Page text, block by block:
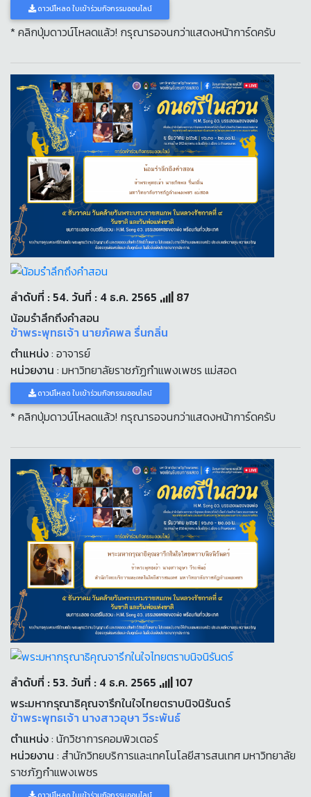
ดาวน์โหลด ใบเข้าร่วมกิจกรรมออนไลน์
* คลิกปุ่มดาวน์โหลดแล้ว! กรุณารอจนกว่าแสดงหน้าการ์ดครับ
ลำดับที่ : 54. วันที่ : 4 ธ.ค. 2565
87
น้อมรำลึกถึงคำสอน
ข้าพระพุทธเจ้า นายภัคพล รื่นกลิ่น
ตำแหน่ง: อาจารย์
หน่วยงาน : มหาวิทยาลัยราชภัฏกำแพงเพชร แม่สอด
ดาวน์โหลด ใบเข้าร่วมกิจกรรมออนไลน์
* คลิกปุ่มดาวน์โหลดแล้ว! กรุณารอจนกว่าแสดงหน้าการ์ดครับ
ลำดับที่ : 53. วันที่ : 4 ธ.ค. 2565
107
พระมหากรุณาธิคุณจารึกในใจไทยตราบนิจนิรันดร์
ข้าพระพุทธเจ้า นางสาวอุษา วีระพันธ์
ตำแหน่ง: นักวิชาการคอมพิวเตอร์
หน่วยงาน : สำนักวิทยบริการและเทคโนโลยีสารสนเทศ มหาวิทยาลัย
ราชภัฏกำแพงเพชร